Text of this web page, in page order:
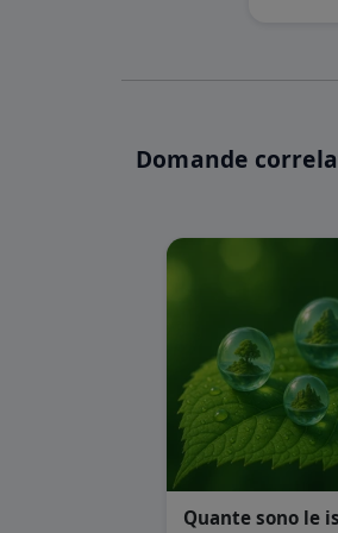
Domande
Quante sono le